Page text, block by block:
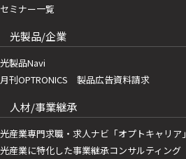
セミナー一覧
光製品/企業
光製品Navi
月刊OPTRONICS 製品広告資料請求
人材/事業継承
光産業専門求職・求人ナビ「オプトキャリア」
光産業に特化した事業継承コンサルティング